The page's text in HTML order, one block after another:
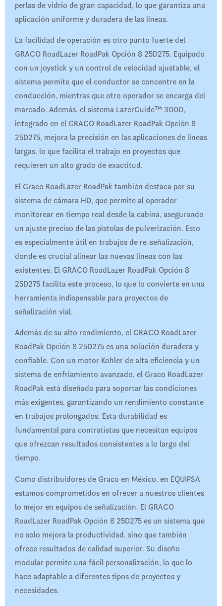
perlas de vidrio de gran capacidad, lo que garantiza una
aplicación uniforme y duradera de las líneas.
La facilidad de operación es otro punto fuerte del
GRACO RoadLazer RoadPak Opción 8 25D275. Equipado
con un joystick y un control de velocidad ajustable, el
sistema permite que el conductor se concentre en la
conducción, mientras que otro operador se encarga del
marcado. Además, el sistema LazerGuide™ 3000,
integrado en el GRACO RoadLazer RoadPak Opción 8
25D275, mejora la precisión en las aplicaciones de líneas
largas, lo que facilita el trabajo en proyectos que
requieren un alto grado de exactitud.
El Graco RoadLazer RoadPak también destaca por su
sistema de cámara HD, que permite al operador
monitorear en tiempo real desde la cabina, asegurando
un ajuste preciso de las pistolas de pulverización. Esto
es especialmente útil en trabajos de re-señalización,
donde es crucial alinear las nuevas líneas con las
existentes. El GRACO RoadLazer RoadPak Opción 8
25D275 facilita este proceso, lo que lo convierte en una
herramienta indispensable para proyectos de
señalización vial.
Además de su alto rendimiento, el GRACO RoadLazer
RoadPak Opción 8 25D275 es una solución duradera y
confiable. Con un motor Kohler de alta eficiencia y un
sistema de enfriamiento avanzado, el Graco RoadLazer
RoadPak está diseñado para soportar las condiciones
más exigentes, garantizando un rendimiento constante
en trabajos prolongados. Esta durabilidad es
fundamental para contratistas que necesitan equipos
que ofrezcan resultados consistentes a lo largo del
tiempo.
Como distribuidores de Graco en México, en EQUIPSA
estamos comprometidos en ofrecer a nuestros clientes
lo mejor en equipos de señalización. El GRACO
RoadLazer RoadPak Opción 8 25D275 es un sistema que
no solo mejora la productividad, sino que también
ofrece resultados de calidad superior. Su diseño
modular permite una fácil personalización, lo que lo
hace adaptable a diferentes tipos de proyectos y
necesidades.